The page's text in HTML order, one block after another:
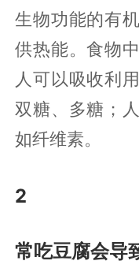
生物功能的有
供热能。食物
人可以吸收利
双糖、多糖；
如纤维素。
2
常吃豆腐会导